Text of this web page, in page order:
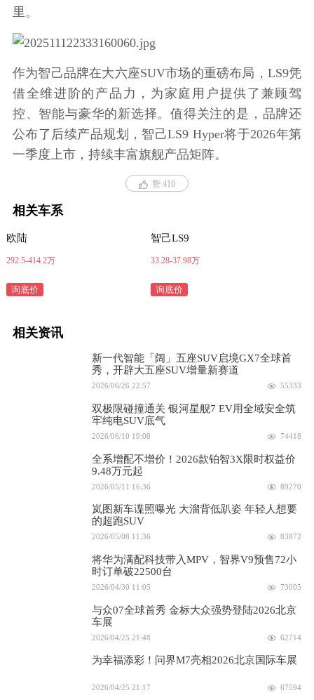
里。
作为智己品牌在大六座SUV市场的重磅布局，LS9凭
借全维进阶的产品力，为家庭用户提供了兼顾驾
控、智能与豪华的新选择。值得关注的是，品牌还
公布了后续产品规划，智己LS9 Hyper将于2026年第
一季度上市，持续丰富旗舰产品矩阵。
赞 410
相关车系
欧陆
292.5-414.2万
询底价
智己LS9
33.28-37.98万
询底价
相关资讯
新一代智能「阔」五座SUV启境GX7全球首
秀，开辟大五座SUV增量新赛道
2026/06/26 22:57 55333
双极限碰撞通关 银河星舰7 EV用全域安全筑
牢纯电SUV底气
2026/06/10 19:08 74418
全系增配不增价！2026款铂智3X限时权益价
9.48万元起
2026/05/11 16:36 89270
岚图新车谍照曝光 大溜背低趴姿 年轻人想要
的超跑SUV
2026/05/08 11:36 83872
将华为满配科技带入MPV，智界V9预售72小
时订单破22500台
2026/04/30 11:05 73005
与众07全球首秀 金标大众强势登陆2026北京
车展
2026/04/25 21:48 62714
为幸福添彩！问界M7亮相2026北京国际车展
2026/04/25 21:17 67594